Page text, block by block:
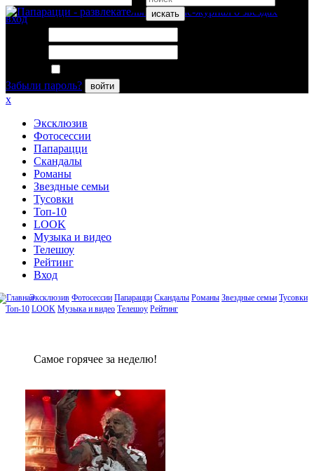
искать
вход
Забыли пароль?
войти
x
Эксклюзив
Фотосессии
Папарацци
Скандалы
Романы
Звездные семьи
Тусовки
Топ-10
LOOK
Музыка и видео
Телешоу
Рейтинг
Вход
Эксклюзив Фотосессии Папарацци Скандалы Романы Звездные семьи Тусовки
Топ-10 LOOK Музыка и видео Телешоу Рейтинг
Сaмое гoрячее за неделю!